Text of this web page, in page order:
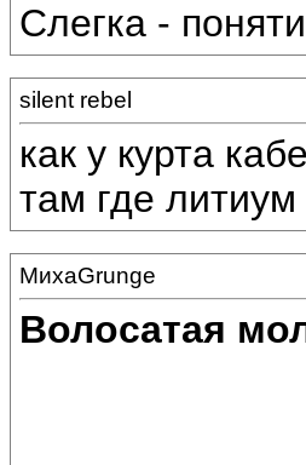
Слегка -
silent rebel
как у курта
там где
МихаGrunge
Волосатая